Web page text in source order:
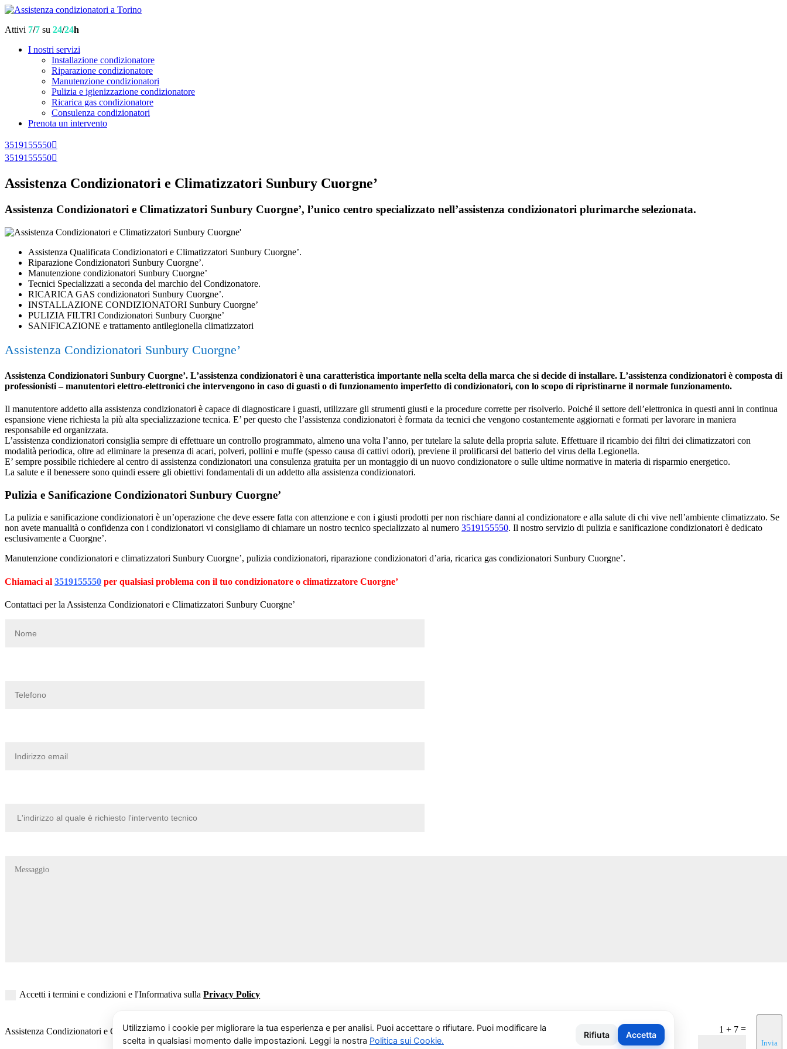
Attivi 7/7 su 24/24h
I nostri servizi
Installazione condizionatore
Riparazione condizionatore
Manutenzione condizionatori
Pulizia e igienizzazione condizionatore
Ricarica gas condizionatore
Consulenza condizionatori
Prenota un intervento
3519155550
3519155550
Assistenza Condizionatori e Climatizzatori Sunbury Cuorgne’
Assistenza Condizionatori e Climatizzatori Sunbury Cuorgne’, l’unico centro specializzato nell’assistenza condizionatori plurimarche selezionata.
Assistenza Qualificata Condizionatori e Climatizzatori Sunbury Cuorgne’.
Riparazione Condizionatori Sunbury Cuorgne’.
Manutenzione condizionatori Sunbury Cuorgne’
Tecnici Specializzati a seconda del marchio del Condizonatore.
RICARICA GAS condizionatori Sunbury Cuorgne’.
INSTALLAZIONE CONDIZIONATORI Sunbury Cuorgne’
PULIZIA FILTRI Condizionatori Sunbury Cuorgne’
SANIFICAZIONE e trattamento antilegionella climatizzatori
Assistenza Condizionatori Sunbury Cuorgne’
Assistenza Condizionatori Sunbury Cuorgne’. L’assistenza condizionatori è una caratteristica importante nella scelta della marca che si decide di installare. L’assistenza condizionatori è composta di
professionisti – manutentori elettro-elettronici che intervengono in caso di guasti o di funzionamento imperfetto di condizionatori, con lo scopo di ripristinarne il normale funzionamento.
Il manutentore addetto alla assistenza condizionatori è capace di diagnosticare i guasti, utilizzare gli strumenti giusti e la procedure corrette per risolverlo. Poiché il settore dell’elettronica in questi anni in continua
espansione viene richiesta la più alta specializzazione tecnica. E’ per questo che l’assistenza condizionatori è formata da tecnici che vengono costantemente aggiornati e formati per lavorare in maniera
responsabile ed organizzata.
L’assistenza condizionatori consiglia sempre di effettuare un controllo programmato, almeno una volta l’anno, per tutelare la salute della propria salute. Effettuare il ricambio dei filtri dei climatizzatori con
modalità periodica, oltre ad eliminare la presenza di acari, polveri, pollini e muffe (spesso causa di cattivi odori), previene il prolificarsi del batterio del virus della Legionella.
E’ sempre possibile richiedere al centro di assistenza condizionatori una consulenza gratuita per un montaggio di un nuovo condizionatore o sulle ultime normative in materia di risparmio energetico.
La salute e il benessere sono quindi essere gli obiettivi fondamentali di un addetto alla assistenza condizionatori.
Pulizia e Sanificazione Condizionatori Sunbury Cuorgne’
La pulizia e sanificazione condizionatori è un’operazione che deve essere fatta con attenzione e con i giusti prodotti per non rischiare danni al condizionatore e alla salute di chi vive nell’ambiente climatizzato. Se
non avete manualità o confidenza con i condizionatori vi consigliamo di chiamare un nostro tecnico specializzato al numero 3519155550. Il nostro servizio di pulizia e sanificazione condizionatori è dedicato
esclusivamente a Cuorgne’.
Manutenzione condizionatori e climatizzatori Sunbury Cuorgne’, pulizia condizionatori, riparazione condizionatori d’aria, ricarica gas condizionatori Sunbury Cuorgne’.
Chiamaci al 3519155550 per qualsiasi problema con il tuo condizionatore o climatizzatore Cuorgne’
Contattaci per la Assistenza Condizionatori e Climatizzatori Sunbury Cuorgne’
Accetti i termini e condizioni e l'Informativa sullaPrivacy Policy
1 + 7 =
Invia
Assistenza Condizionatori e Climatizzatori Sunbury Cuorgne’ | Contatti - Tel:+39 3519155550